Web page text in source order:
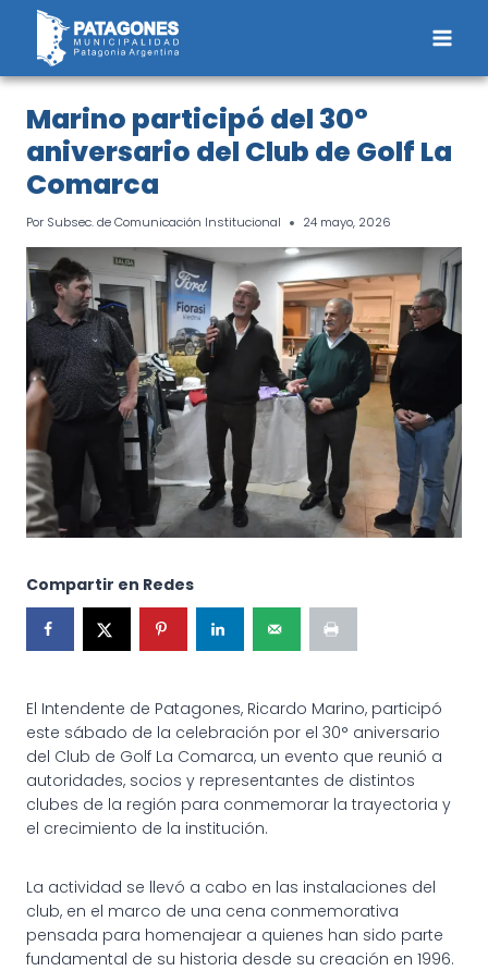
Saltar
contenido
Marino participó del 30°
aniversario del Club de Golf La
Comarca
Por Subsec. de Comunicación Institucional 24 mayo, 2026
Compartir en Redes
El Intendente de Patagones, Ricardo Marino, participó
este sábado de la celebración por el 30° aniversario
del Club de Golf La Comarca, un evento que reunió a
autoridades, socios y representantes de distintos
clubes de la región para conmemorar la trayectoria y
el crecimiento de la institución.
La actividad se llevó a cabo en las instalaciones del
club, en el marco de una cena conmemorativa
pensada para homenajear a quienes han sido parte
fundamental de su historia desde su creación en 1996.